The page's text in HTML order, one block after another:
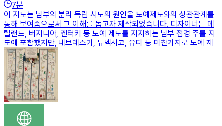
7분
이 지도는 남부의 분리 독립 시도의 원인을 노예제도와의 상관관계를
통해 보여줌으로써 그 이해를 돕고자 제작되었습니다. 디자이너는 메
릴랜드, 버지니아, 켄터키 등 노예 제도를 지지하는 남부 접경 주를 지
도에 포함했지만, 네브래스카, 뉴멕시코, 유타 등 마찬가지로 노예 제